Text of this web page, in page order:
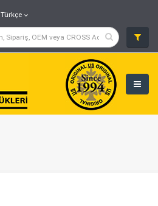
Türkçe